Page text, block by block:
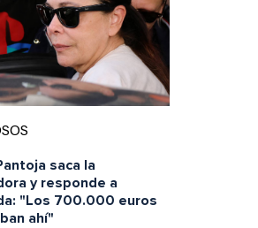
saca la
y responde a
"Los 700.000 euros
ahí"